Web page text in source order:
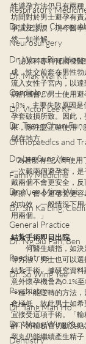
Respiratory
Dr. Ng Kin Chung,
Neurosurgery
Dr. Wong Ping
Dr. Mak Wai Kit
Cardiology
Dr. Victor Lee KF
Dr. Tsang Chun
Orthopaedics and
Dr. Lee Sung Yee
Family Medicine
Dr. Yuen Ming Wai
Dr. Sin Ka Ling,
General Practice
Dr. Ng Siu Pan, Ben
Paediatrics
Dr. So Wing Yee
Psychiatry
Dr. Tang Man Ho
Dr. Wong Wing
Dentistry
性避孕方法仍只有兩種
坊間對於男士避孕有
爭議及謬誤，現今醫
然一知半解。
泌尿科專科何國樑醫
成，性交前套在男性
流入女性子宮內，以
病的機會。男士使用
18%，主要失敗原因
孕套破損所致。因此
果，除注意正確使用
儲存地方。」
     為甚麼有些人即使用了避孕套仍「中招」？亦有指
一次戴兩個避孕套，
戴兩個不會更安全，
摩擦，會令避孕套更
的功效，一般情況下
用兩個。」
結紮手術即日出院
何醫生續指，如決
等方法，男士也可以
結紮手術。據研究資
意外懷孕機會為0.1%
一種不能逆轉的方法
會極低，故此男士如
宜接受這項手術。「
醉下將輸精管切斷及
睾丸仍能繼續產生精